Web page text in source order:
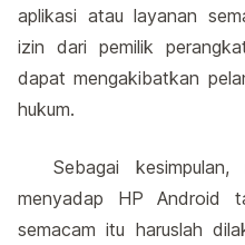
aplikasi atau layanan
izin dari pemilik
dapat mengakibatkan
hukum.
Sebagai
menyadap HP Android
semacam itu haruslah